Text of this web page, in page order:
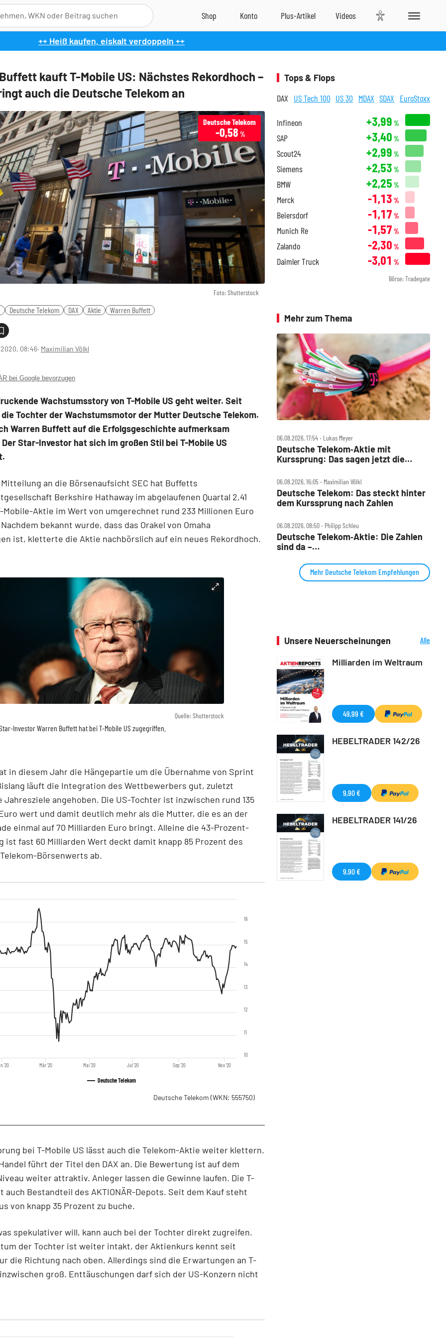
++ Heiß kaufen, eiskalt verdoppeln ++
kauft T-Mobile US: Nächstes Rekordhoch –
auch die Deutsche Telekom an
Foto: Shutterstock
Deutsche Telekom
-0,58 %
Deutsche Telekom DAX Aktie Warren Buffett
08:46‧ Maximilian Völkl
bei Google bevorzugen
Wachstumsstory von T-Mobile US geht weiter. Seit
Tochter der Wachstumsmotor der Mutter Deutsche Telekom.
Warren Buffett auf die Erfolgsgeschichte aufmerksam
Star-Investor hat sich im großen Stil bei T-Mobile US
an die Börsenaufsicht SEC hat Buffetts
Berkshire Hathaway im abgelaufenen Quartal 2,41
Mobile-Aktie im Wert von umgerechnet rund 233 Millionen Euro
bekannt wurde, dass das Orakel von Omaha
ist, kletterte die Aktie nachbörslich auf ein neues Rekordhoch.
Quelle: Shutterstock
Investor Warren Buffett hat bei T-Mobile US zugegriffen.
in diesem Jahr die Hängepartie um die Übernahme von Sprint
läuft die Integration des Wettbewerbers gut, zuletzt
Jahresziele angehoben. Die US-Tochter ist inzwischen rund 135
wert und damit deutlich mehr als die Mutter, die es an der
einmal auf 70 Milliarden Euro bringt. Alleine die 43-Prozent-
ist fast 60 Milliarden Wert deckt damit knapp 85 Prozent des
Börsenwerts ab.
Deutsche Telekom
'20 Mär '20 Mai '20 Jul '20 Sep '20 Nov '20
10
11
12
13
14
15
16
Deutsche Telekom (WKN: 555750)
bei T-Mobile US lässt auch die Telekom-Aktie weiter klettern.
führt der Titel den DAX an. Die Bewertung ist auf dem
weiter attraktiv. Anleger lassen die Gewinne laufen. Die T-
auch Bestandteil des AKTIONÄR-Depots. Seit dem Kauf steht
von knapp 35 Prozent zu buche.
spekulativer will, kann auch bei der Tochter direkt zugreifen.
der Tochter ist weiter intakt, der Aktienkurs kennt seit
die Richtung nach oben. Allerdings sind die Erwartungen an T-
groß. Enttäuschungen darf sich der US-Konzern nicht
Tops & Flops
DAX US Tech 100 US 30 MDAX SDAX EuroStoxx
Infineon +3,99 %
SAP +3,40 %
Scout24 +2,99 %
Siemens +2,53 %
BMW +2,25 %
Merck -1,13 %
Beiersdorf -1,17 %
Munich Re -1,57 %
Zalando -2,30 %
Daimler Truck -3,01 %
Börse: Tradegate
Mehr zum Thema
06.08.2026, 17:54 ‧ Lukas Meyer
Deutsche Telekom‑Aktie mit
Kurssprung: Das sagen jetzt die
06.08.2026, 16:05 ‧ Maximilian Völkl
Deutsche Telekom: Das steckt hinter
dem Kurssprung nach Zahlen
06.08.2026, 08:50 ‧ Philipp Schleu
Deutsche Telekom‑Aktie: Die Zahlen
sind da –
Mehr Deutsche Telekom Empfehlungen
Unsere Neuerscheinungen
Alle
Milliarden im Weltraum
49,99 €
HEBELTRADER 142/26
9,90 €
HEBELTRADER 141/26
9,90 €